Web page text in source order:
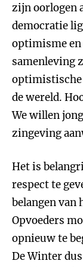
zijn oorlogen
democratie
optimisme en
samenleving
optimistische
de wereld.
We willen
zingeving
Het is
respect te
belangen van
Opvoeders
opnieuw te
De Winter